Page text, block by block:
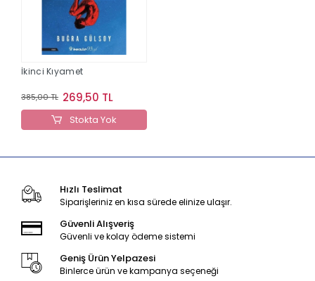
İkinci Kıyamet
385,00 TL 269,50 TL
Stokta Yok
Hızlı Teslimat
Siparişleriniz en kısa sürede elinize ulaşır.
Güvenli Alışveriş
Güvenli ve kolay ödeme sistemi
Geniş Ürün Yelpazesi
Binlerce ürün ve kampanya seçeneği